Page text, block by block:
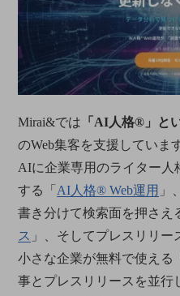
Mirai&では 「AI人格®」と
のWeb集客を支援していま
AIに企業専用のライター人
する「 AI人格® Web運用 」
書き分けて検索面を押さえ
ス 」、そしてプレスリリ
小さな企業が無料で使える
事とプレスリリースを並